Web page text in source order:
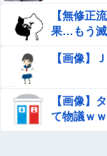
【無修正
果…もう
【画像】
【画像】
て物議ｗ